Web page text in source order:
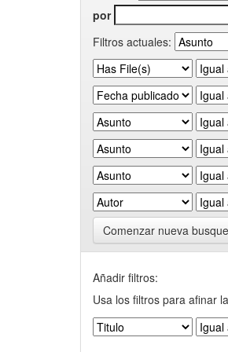
por
Filtros actuales:
Comenzar nueva
Añadir filtros:
Usa los filtros para afinar